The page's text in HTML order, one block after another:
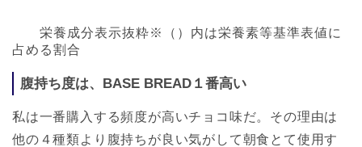
栄養成分表示抜粋※（）内は栄養素等基準表値に
占める割合
腹持ち度は、BASE BREAD１番高い
私は一番購入する頻度が高いチョコ味だ。その理由は
他の４種類より腹持ちが良い気がして朝食とて使用す